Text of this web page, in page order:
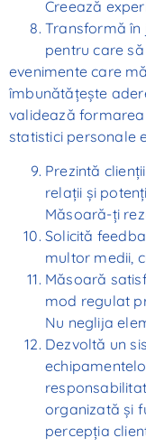
Creează
Transformă în
pentru care
evenimente care
îmbunătățește
validează
statistici personale
Prezintă
relații și
Măsoară-ți
Solicită
multor medii,
Măsoară
mod regulat
Nu neglija
Dezvoltă un
organizată și
percepția